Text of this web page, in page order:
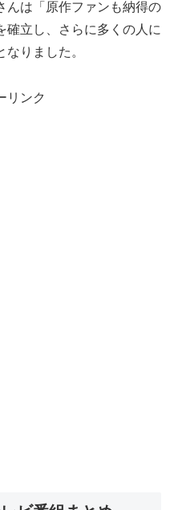
んは「原作ファンも納得の
確立し、さらに多くの人に
りました。
リンク